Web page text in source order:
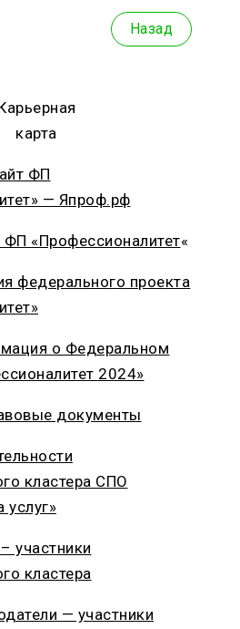
Назад
карта
ФП
— Япроф.рф
ФП «Профессионалитет«
федерального проекта
о Федеральном
2024»
документы
кластера СПО
услуг»
участники
кластера
— участники